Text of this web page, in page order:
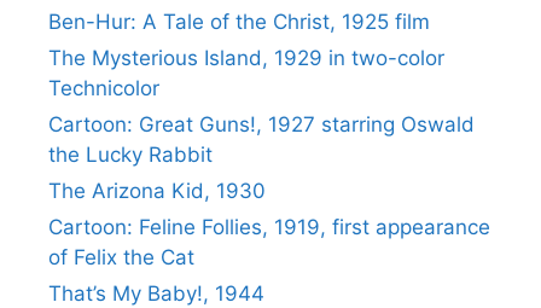
Ben-Hur: A Tale of the Christ, 1925 film
The Mysterious Island, 1929 in two-color
Technicolor
Cartoon: Great Guns!, 1927 starring Oswald
the Lucky Rabbit
The Arizona Kid, 1930
Cartoon: Feline Follies, 1919, first appearance
of Felix the Cat
That’s My Baby!, 1944